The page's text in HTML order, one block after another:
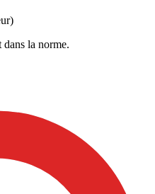
la norme.